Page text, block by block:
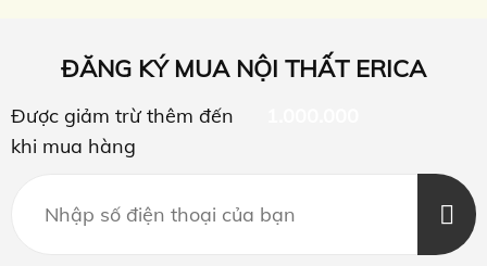
ĐĂNG KÝ MUA NỘI THẤT ERICA
Được giảm trừ thêm đến
khi mua hàng